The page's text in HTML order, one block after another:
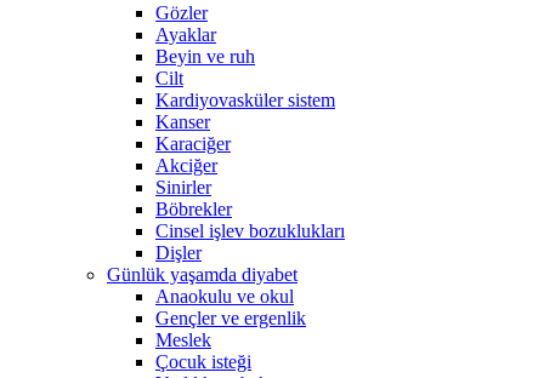
Gözler
Ayaklar
Beyin ve ruh
Cilt
Kardiyovasküler sistem
Kanser
Karaciğer
Akciğer
Sinirler
Böbrekler
Cinsel işlev bozuklukları
Dişler
Günlük yaşamda diyabet
Anaokulu ve okul
Gençler ve ergenlik
Meslek
Çocuk isteği